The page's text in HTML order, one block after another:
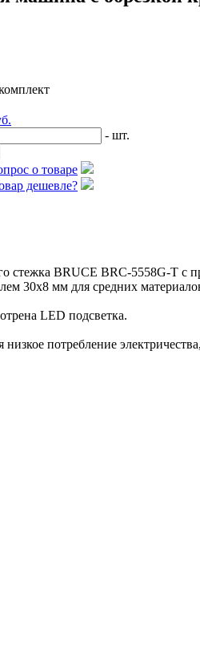
- шт.
о товаре
дешевле?
BRUCE BRC-5558G-T с
30х8 мм для средних
LED подсветка.
потребление